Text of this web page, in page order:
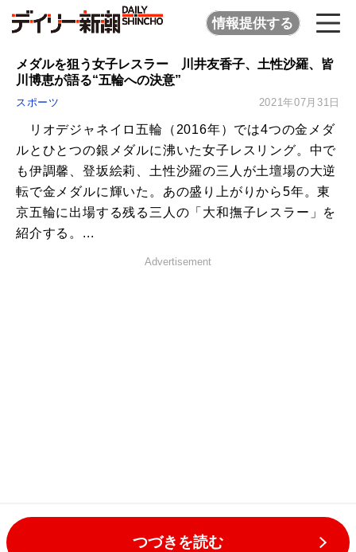
情報提供する
メダルを狙う女子レスラー 川井友香子、土性沙羅、皆
川博恵が語る“五輪への決意”
スポーツ 2021年07月31日
リオデジャネイロ五輪（2016年）では4つの金メダ
ルとひとつの銀メダルに沸いた女子レスリング。中で
も伊調馨、登坂絵莉、土性沙羅の三人が土壇場の大逆
転で金メダルに輝いた。あの盛り上がりから5年。東
京五輪に出場する残る三人の「大和撫子レスラー」を
紹介する。...
Advertisement
つづきを読む